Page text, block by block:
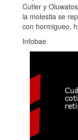
Cutler y
la molestia se
con hormigueo,
Infobae